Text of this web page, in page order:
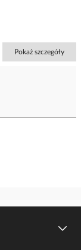
Pokaż szczegóły